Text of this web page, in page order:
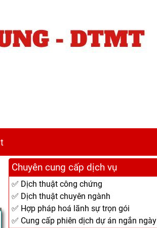
Chuyên cung cấp dịch vụ
✅ Dịch thuật công chứng
✅ Dịch thuật chuyên ngành
✅ Hợp pháp hoá lãnh sự trọn gói
✅ Cung cấp phiên dịch dự án ngắn ngày